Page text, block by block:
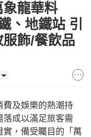
龍華料
、地鐵站 引
飾/餐飲品
費及娛樂的熱潮持
成以滿足旅客需
，備受矚目的「萬